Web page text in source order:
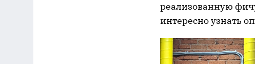
реализованную
интересно узнать